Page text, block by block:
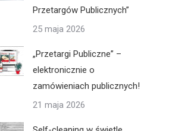
Przetargów Publicznych”
25 maja 2026
„Przetargi Publiczne” –
elektronicznie o
zamówieniach publicznych!
21 maja 2026